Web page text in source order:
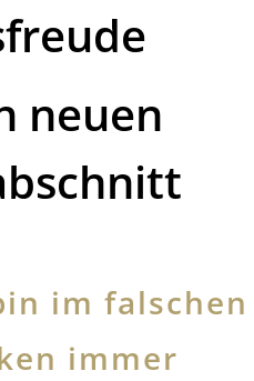
neuen
im falschen
immer